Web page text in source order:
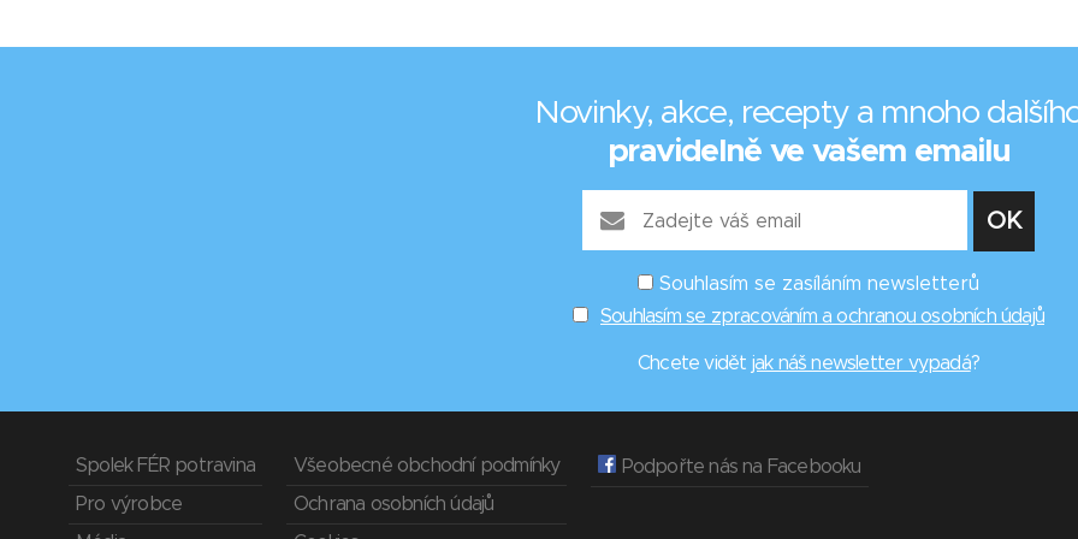
Novinky, akce, recepty a mnoho
pravidelně ve vašem emailu
Souhlasím se zasíláním newsletterů
Souhlasím se zpracováním a ochranou osobních údajů
Chcete vidět jak náš newsletter vypadá?
Spolek FÉR potravina
Pro výrobce
Všeobecné obchodní podmínky
Ochrana osobních údajů
Podpořte nás na Facebooku